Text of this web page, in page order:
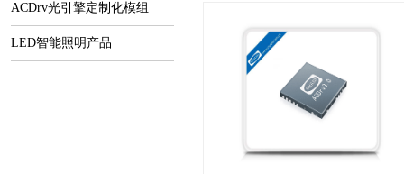
ACDrv光引擎定制化模组
LED智能照明产品